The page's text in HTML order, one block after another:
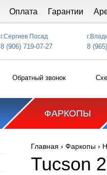
Оплата Гарантии
г.Сергиев Посад
8 (906) 719-07-27 8
Обратный звонок
ФАРКОПЫ
Вы здесь
Главная › Фаркопы ›
Tucson